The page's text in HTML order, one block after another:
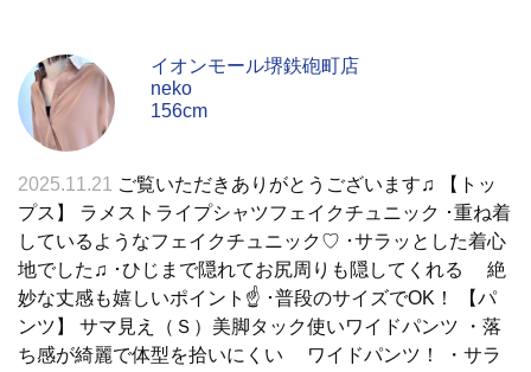
イオンモール堺鉄砲町店
neko
156cm
2025.11.21
ご覧いただきありがとうございます♫ 【トッ
プス】 ラメストライプシャツフェイクチュニック ･重ね着
しているようなフェイクチュニック♡ ･サラッとした着心
地でした♫ ･ひじまで隠れてお尻周りも隠してくれる 絶
妙な丈感も嬉しいポイント☝ ･普段のサイズでOK！ 【パ
ンツ】 サマ見え（Ｓ）美脚タック使いワイドパンツ ・落
ち感が綺麗で体型を拾いにくい ワイドパンツ！ ・サラ